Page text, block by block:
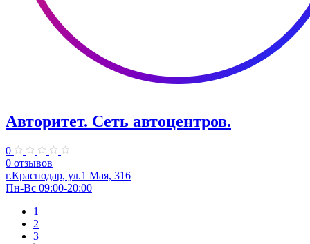
Авторитет. ​Сеть автоцентров.
0
0 отзывов
г.Краснодар, ул.​1 Мая, 316
Пн-Вс 09:00-20:00
1
2
3